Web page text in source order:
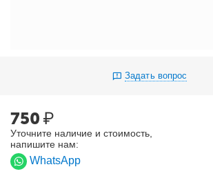
Задать вопрос
750₽
Уточните наличие и стоимость,
напишите нам:
WhatsApp